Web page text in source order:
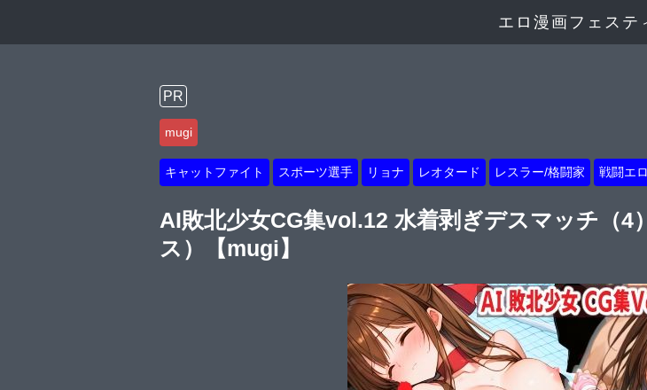
エロ漫画フェステ
PR
mugi
キャットファイト スポーツ選手 リョナ レオタード レスラー/格闘家 戦闘エロ
AI敗北少女CG集vol.12 水着剥ぎデスマッチ（
ス）【mugi】